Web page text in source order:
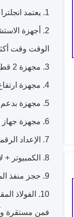
1. يعتمد انجلترا الأصلي سيرفومكس نوع باراماجنيتيك استشعار الأكسجين، والتي دقة يمكن أن تصل إلى +/- 0.1٪.
2. أجهزة
الوقت وقت
3. مجهزة 2 قطع كتلة تدفق تحكم (مفك) للسيطرة n2 و o2 نسبة الخلط.
4. مجهزة ارتفاع درجة حرارة الكوارتز خزان زجاجي؛
5. مجهزة بدعم وغير معتمد عينة المشابك.
6. مجهزة جهاز الإشعال المحمولة، موصل خزان الغاز، دقيقة صمام دبوس لضبط اللهب؛
7. الإعداد الرقمي N2 و O2 التركيز.
8. الكمبيوتر + لابفيف برنامج لمراقبة N2 و O2 نسبة الخلط، وقراءة تركيز O2 في خلط الغرفة، وتخزين وطباعة نتائج الاختبار.
9. حجز منفذ المعايرة لمعايرة أجهزة الاستشعار.
10.
فمن مستقرة